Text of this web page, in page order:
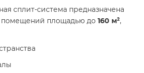
сплит-система предназначена
помещений площадью до 160 м²,